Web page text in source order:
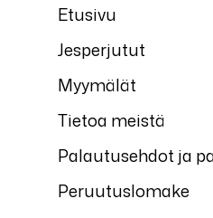
Etusivu
Jesperjutut
Myymälät
Tietoa meistä
Palautusehdot ja
Peruutuslomake